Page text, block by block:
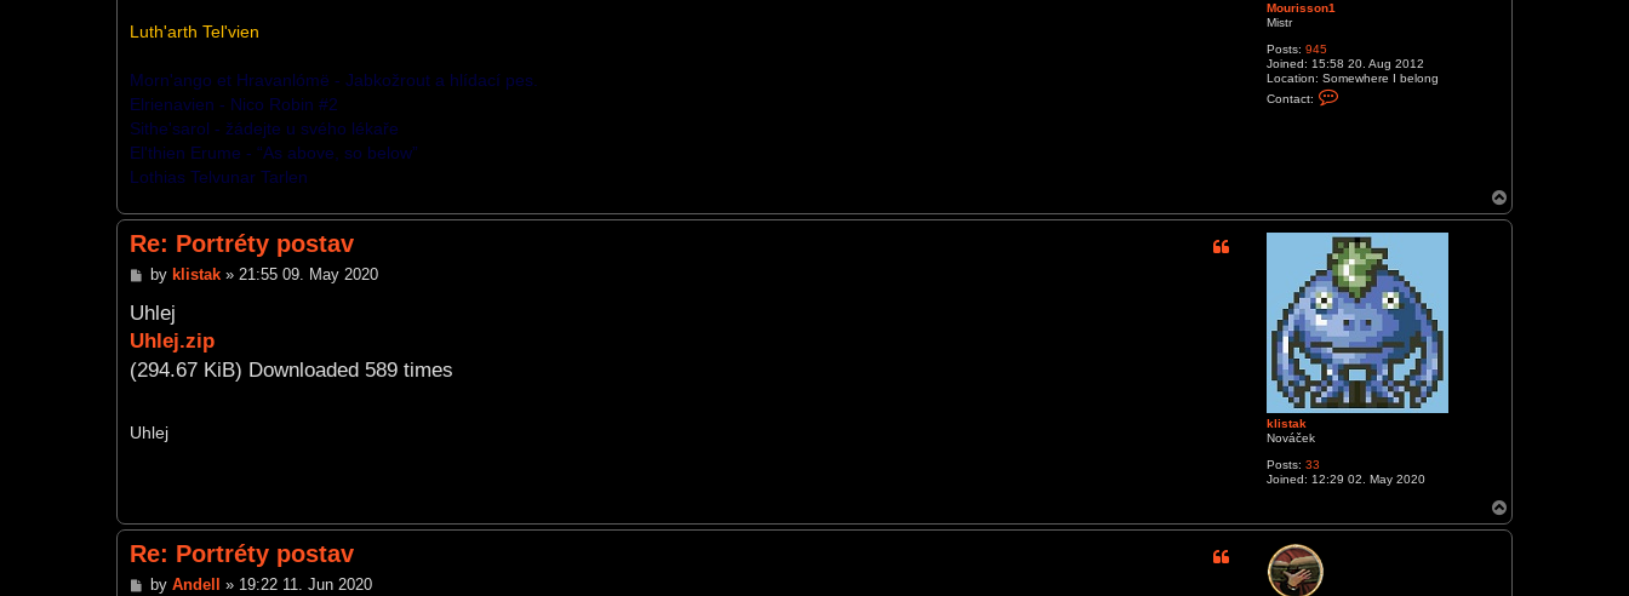
Mourisson1
Mistr
Posts: 945
Joined: 15:58 20. Aug 2012
Location: Somewhere I belong
Contact:
u
r
i
s
s
o
n
1
Luth'arth Tel'vien
Morn'ango et Hravanlómë - Jabkožrout a hlídací pes.
Elrienavien - Nico Robin #2
Sithe'sarol - žádejte u svého lékaře
El'thien Erume - “As above, so below”
Lothias Telvunar Tarlen
o
p
klistak
Nováček
Posts: 33
Joined: 12:29 02. May 2020
Re: Portréty postav
P
s
by klistak» 21:55 09. May 2020
Uhlej
Uhlej.zip
(294.67 KiB) Downloaded 589 times
Uhlej
o
p
Re: Portréty postav
Pby Andell » 19:22 11. Jun 2020